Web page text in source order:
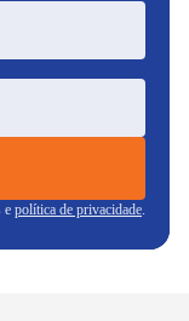
e política de privacidade.